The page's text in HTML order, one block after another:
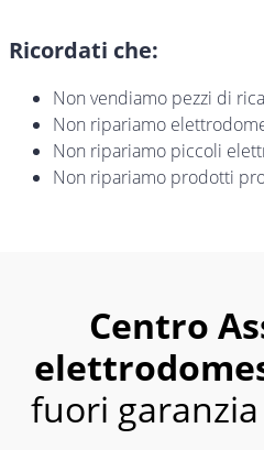
Ricordati che:
Non vendiamo pezzi di
Non ripariamo
Non ripariamo piccoli
Non ripariamo prodotti
Centro
fuori garanzia